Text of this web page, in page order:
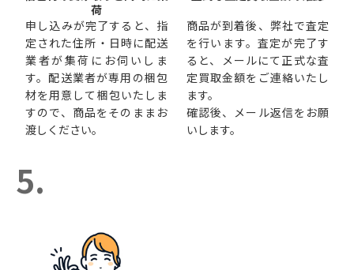
荷
申し込みが完了すると、指
定された住所・日時に配送
業者が集荷にお伺いしま
す。配送業者が専用の梱包
材を用意して梱包いたしま
すので、商品をそのままお
渡しください。
商品が到着後、弊社で査定
を行います。査定が完了す
ると、メールにて正式な査
定買取金額をご連絡いたし
ます。
確認後、メール返信をお願
いします。
5.